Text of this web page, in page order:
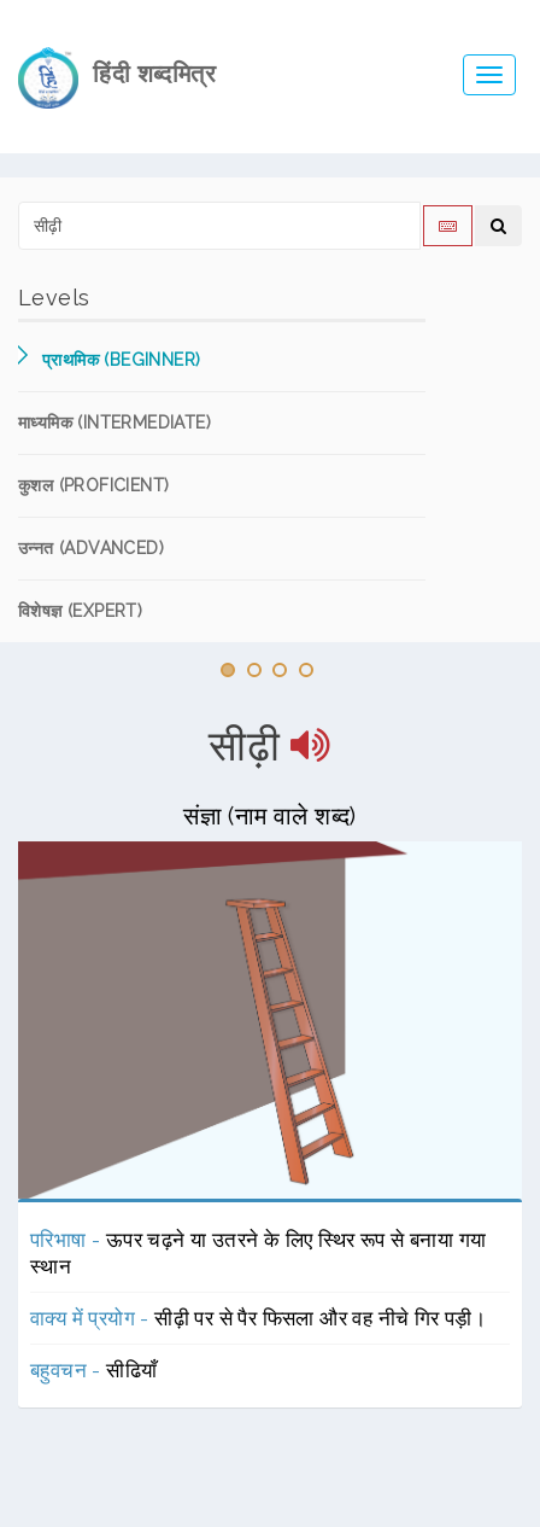
हिंदी शब्दमित्र
Levels
प्राथमिक (BEGINNER)
माध्यमिक (INTERMEDIATE)
कुशल (PROFICIENT)
उन्नत (ADVANCED)
विशेषज्ञ (EXPERT)
सीढ़ी
संज्ञा (नाम वाले शब्द)
परिभाषा -ऊपर चढ़ने या उतरने के लिए स्थिर रूप से बनाया गया
स्थान
वाक्य में प्रयोग -सीढ़ी पर से पैर फिसला और वह नीचे गिर पड़ी।
बहुवचन -सीढियाँ